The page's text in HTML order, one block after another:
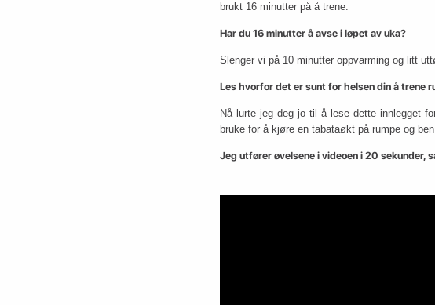
brukt 16 minutter på å trene.
Har du 16 minutter å avse i løpet av uka?
Slenger vi på 10 minutter oppvarming og litt
Les hvorfor det er sunt for helsen din å trene
Nå lurte jeg deg jo til å lese dette innlegget
bruke for å kjøre en tabataøkt på rumpe og
Jeg utfører øvelsene i videoen i 20 sekunder,